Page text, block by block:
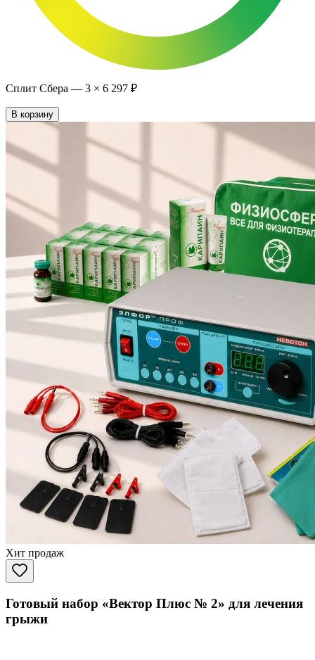
Сплит Сбера — 3 × 6 297 ₽
В корзину
Хит продаж
Готовый набор «Вектор Плюс № 2» для лечения
грыжи